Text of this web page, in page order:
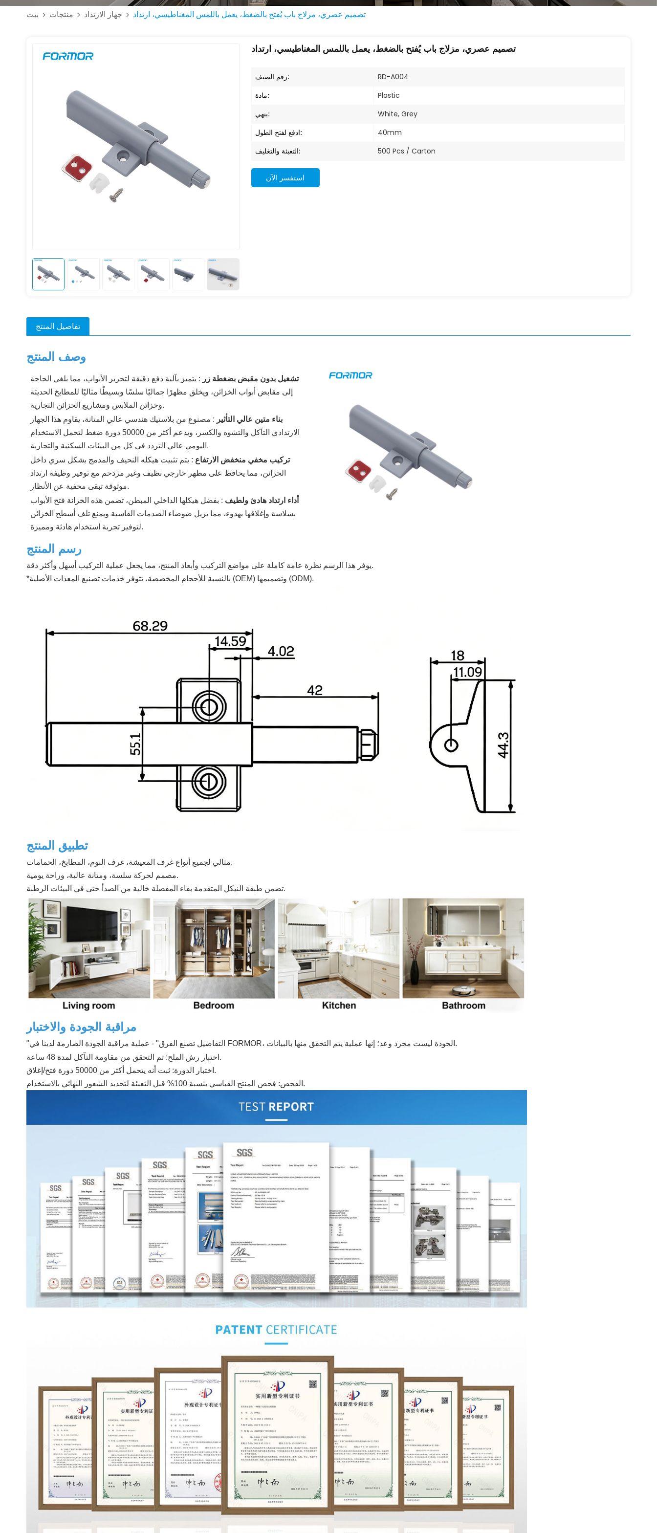
بيت > منتجات > جهاز الارتداد > تصميم عصري، مزلاج باب يُفتح بالضغط، يعمل باللمس المغناطيسي، ارتداد
تصميم عصري، مزلاج باب يُفتح بالضغط، يعمل باللمس المغناطيسي، ارتداد
رقم الصنف: RD-A004
مادة: Plastic
ينهي: White, Grey
ادفع لفتح الطول: 40mm
التعبئة والتغليف: 500 Pcs / Carton
استفسر الآن
تفاصيل المنتج
وصف المنتج
تشغيل بدون مقبض بضغطة زر : يتميز بآلية دفع دقيقة لتحرير الأبواب، مما يلغي الحاجة
إلى مقابض أبواب الخزائن، ويخلق مظهرًا جماليًا سلسًا وبسيطًا مثاليًا للمطابخ الحديثة
وخزائن الملابس ومشاريع الخزائن التجارية.
بناء متين عالي التأثير : مصنوع من بلاستيك هندسي عالي المتانة، يقاوم هذا الجهاز
الارتدادي التآكل والتشوه والكسر، ويدعم أكثر من 50000 دورة ضغط لتحمل الاستخدام
اليومي عالي التردد في كل من البيئات السكنية والتجارية.
تركيب مخفي منخفض الارتفاع : يتم تثبيت هيكله النحيف والمدمج بشكل سري داخل
الخزائن، مما يحافظ على مظهر خارجي نظيف وغير مزدحم مع توفير وظيفة ارتداد
موثوقة تبقى مخفية عن الأنظار.
أداء ارتداد هادئ ولطيف : بفضل هيكلها الداخلي المبطن، تضمن هذه الخزانة فتح الأبواب
بسلاسة وإغلاقها بهدوء، مما يزيل ضوضاء الصدمات القاسية ويمنع تلف أسطح الخزائن
لتوفير تجربة استخدام هادئة ومميزة.
رسم المنتج
يوفر هذا الرسم نظرة عامة كاملة على مواضع التركيب وأبعاد المنتج، مما يجعل عملية التركيب أسهل وأكثر دقة.
*بالنسبة للأحجام المخصصة، تتوفر خدمات تصنيع المعدات الأصلية (OEM) وتصميمها (ODM).
تطبيق المنتج
مثالي لجميع أنواع غرف المعيشة، غرف النوم، المطابخ، الحمامات.
مصمم لحركة سلسة، ومتانة عالية، وراحة يومية.
تضمن طبقة النيكل المتقدمة بقاء المفصلة خالية من الصدأ حتى في البيئات الرطبة.
مراقبة الجودة والاختبار
"التفاصيل تصنع الفرق" - عملية مراقبة الجودة الصارمة لدينا في FORMOR، الجودة ليست مجرد وعد؛ إنها عملية يتم التحقق منها بالبيانات.
اختبار رش الملح: تم التحقق من مقاومة التآكل لمدة 48 ساعة.
اختبار الدورة: ثبت أنه يتحمل أكثر من 50000 دورة فتح/إغلاق.
الفحص: فحص المنتج القياسي بنسبة 100% قبل التعبئة لتحديد الشعور النهائي بالاستخدام.